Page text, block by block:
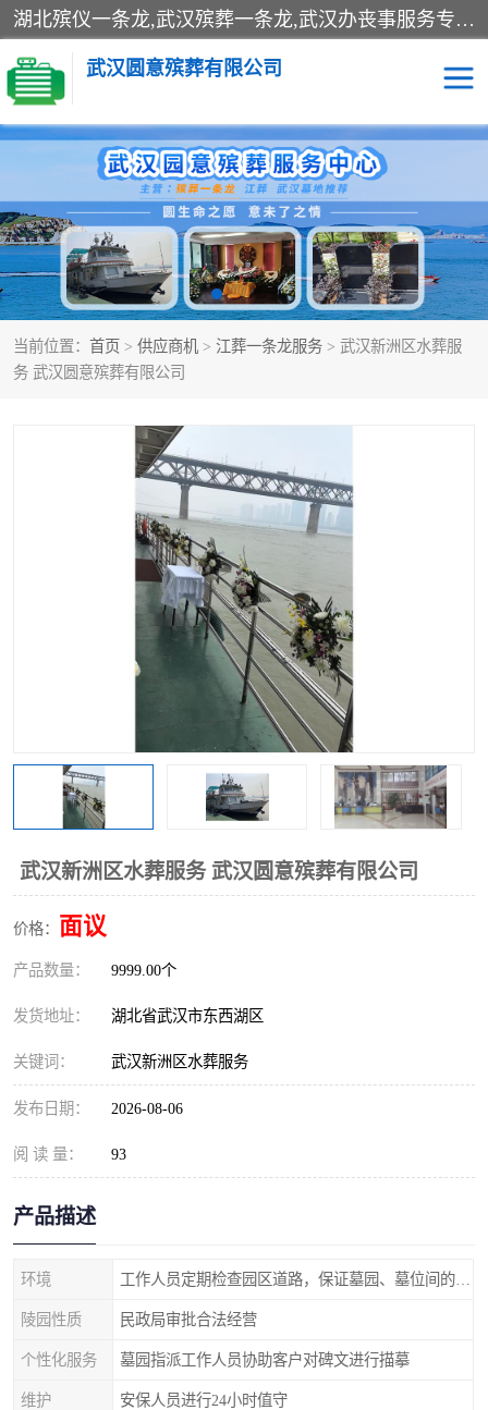
湖北殡仪一条龙,武汉殡葬一条龙,武汉办丧事服务专理红白佛事、病人临终关怀、医院或家中老人去世穿寿衣、灵车遗体接运、殡仪馆告别厅预约、办理火葬场手续、民俗丧事策划、遗体告别仪式、民俗礼仪服务、殡葬礼仪策划、陵园墓位导购、寺庙塔位择吉、往生功德策划、民俗功德策划、异地殡葬礼仪服务、异地骨灰接送返乡
武汉圆意殡葬有限公司
当前位置： 首页 > 供应商机 > 江葬一条龙服务 > 武汉新洲区水葬服
务 武汉圆意殡葬有限公司
武汉新洲区水葬服务 武汉圆意殡葬有限公司
价格： 面议
产品数量： 9999.00个
发货地址： 湖北省武汉市东西湖区
关键词： 武汉新洲区水葬服务
发布日期： 2026-08-06
阅 读 量： 93
产品描述
环境
陵园性质 民政局审批合法经营
个性化服务 墓园指派工作人员协助客户对碑文进行描摹
维护 安保人员进行24小时值守
殡葬一条龙服务 江葬一条龙服务
武汉锦辉天堂文化园 仙鹤湖湿地公园
长乐园陵园 万福净土陵园
武汉市阳逻九龙宫陵园 石门峰人文纪念园